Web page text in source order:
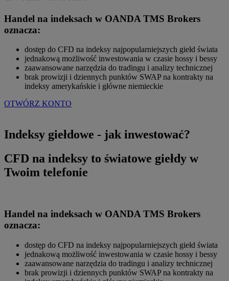
Handel na indeksach w OANDA TMS Brokers
oznacza:
dostęp do CFD na indeksy najpopularniejszych giełd świata
jednakową możliwość inwestowania w czasie hossy i bessy
zaawansowane narzędzia do tradingu i analizy technicznej
brak prowizji i dziennych punktów SWAP na kontrakty na
indeksy amerykańskie i główne niemieckie
OTWÓRZ KONTO
Indeksy giełdowe - jak inwestować?
CFD na indeksy to światowe giełdy w
Twoim telefonie
Handel na indeksach w OANDA TMS Brokers
oznacza:
dostęp do CFD na indeksy najpopularniejszych giełd świata
jednakową możliwość inwestowania w czasie hossy i bessy
zaawansowane narzędzia do tradingu i analizy technicznej
brak prowizji i dziennych punktów SWAP na kontrakty na